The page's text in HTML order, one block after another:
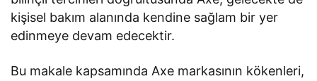
kişisel bakım alanında kendine sağlam bir yer
edinmeye devam edecektir.
Bu makale kapsamında Axe markasının kökenleri,